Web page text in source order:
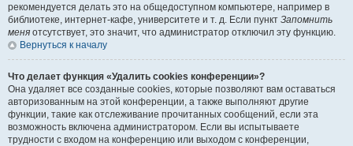
рекомендуется делать это на общедоступном компьютере, например в
библиотеке, интернет-кафе, университете и т. д. Если пункт Запомнить
меня отсутствует, это значит, что администратор отключил эту функцию.
Вернуться к началу
Что делает функция «Удалить cookies конференции»?
Она удаляет все созданные cookies, которые позволяют вам оставаться
авторизованным на этой конференции, а также выполняют другие
функции, такие как отслеживание прочитанных сообщений, если эта
возможность включена администратором. Если вы испытываете
трудности с входом на конференцию или выходом с конференции,